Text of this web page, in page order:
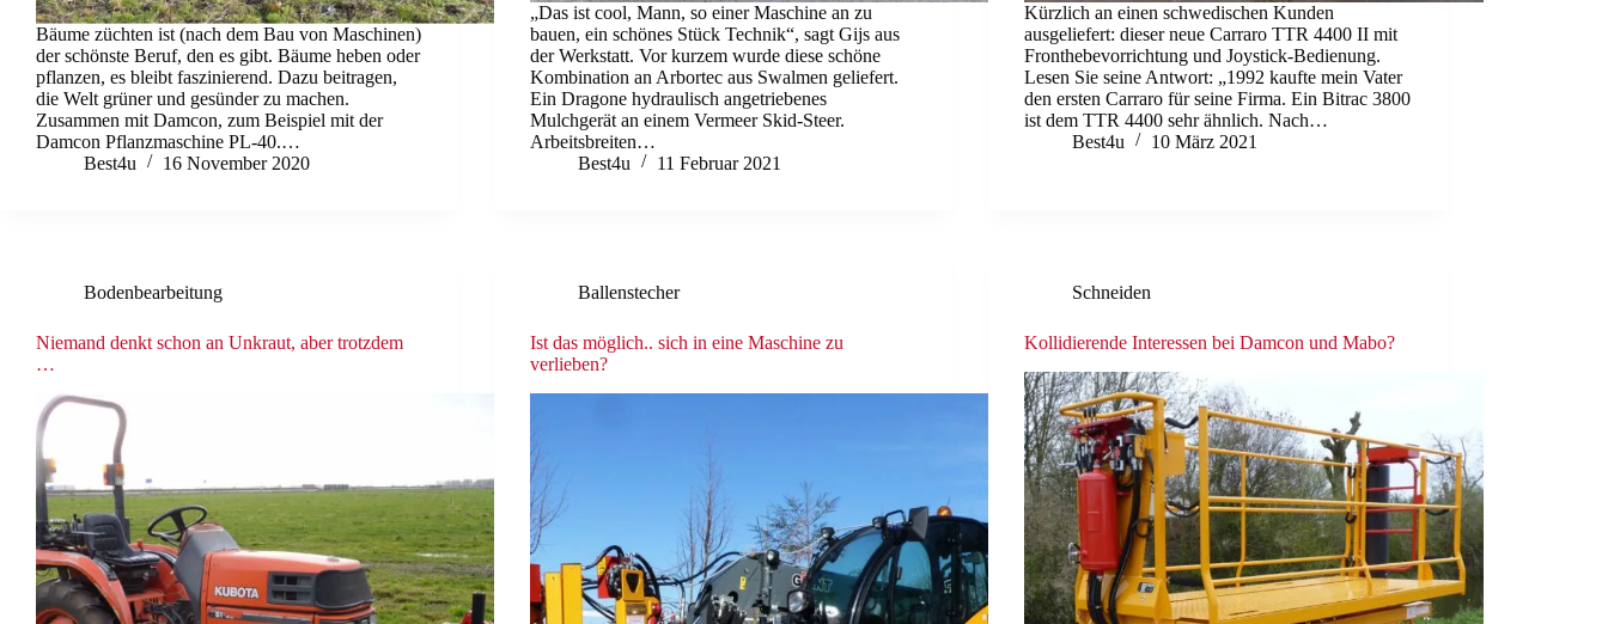
Bäume züchten ist (nach dem Bau von Maschinen)
der schönste Beruf, den es gibt. Bäume heben oder
pflanzen, es bleibt faszinierend. Dazu beitragen,
die Welt grüner und gesünder zu machen.
Zusammen mit Damcon, zum Beispiel mit der
Damcon Pflanzmaschine PL-40.…
Best4u
16 November 2020
„Das ist cool, Mann, so einer Maschine an zu
bauen, ein schönes Stück Technik“, sagt Gijs aus
der Werkstatt. Vor kurzem wurde diese schöne
Kombination an Arbortec aus Swalmen geliefert.
Ein Dragone hydraulisch angetriebenes
Mulchgerät an einem Vermeer Skid-Steer.
Arbeitsbreiten…
Best4u
11 Februar 2021
Kürzlich an einen schwedischen Kunden
ausgeliefert: dieser neue Carraro TTR 4400 II mit
Fronthebevorrichtung und Joystick-Bedienung.
Lesen Sie seine Antwort: „1992 kaufte mein Vater
den ersten Carraro für seine Firma. Ein Bitrac 3800
ist dem TTR 4400 sehr ähnlich. Nach…
Best4u
10 März 2021
Bodenbearbeitung
Niemand denkt schon an Unkraut, aber trotzdem
…
Ballenstecher
Ist das möglich.. sich in eine Maschine zu
verlieben?
Schneiden
Kollidierende Interessen bei Damcon und Mabo?